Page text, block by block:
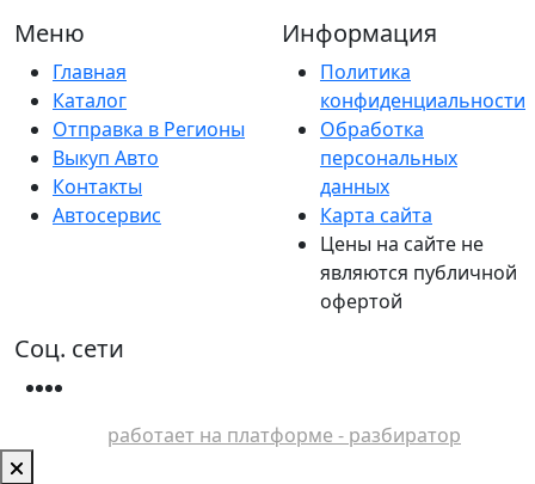
Меню
Главная
Каталог
Отправка в Регионы
Выкуп Авто
Контакты
Автосервис
Информация
Политика
конфиденциальности
Обработка
персональных
данных
Карта сайта
Цены на сайте не
являются публичной
офертой
Соц. сети
работает на платформе - разбиратор